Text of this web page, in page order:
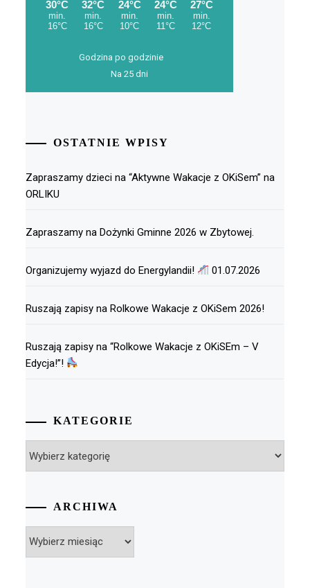
Godzina po godzinie
Na 25 dni
OSTATNIE WPISY
Zapraszamy dzieci na “Aktywne Wakacje z OKiSem” na
ORLIKU
Zapraszamy na Dożynki Gminne 2026 w Zbytowej.
Organizujemy wyjazd do Energylandii! 01.07.2026
Ruszają zapisy na Rolkowe Wakacje z OKiSem 2026!
Ruszają zapisy na “Rolkowe Wakacje z OKiSEm – V
Edycja!”!
KATEGORIE
ARCHIWA